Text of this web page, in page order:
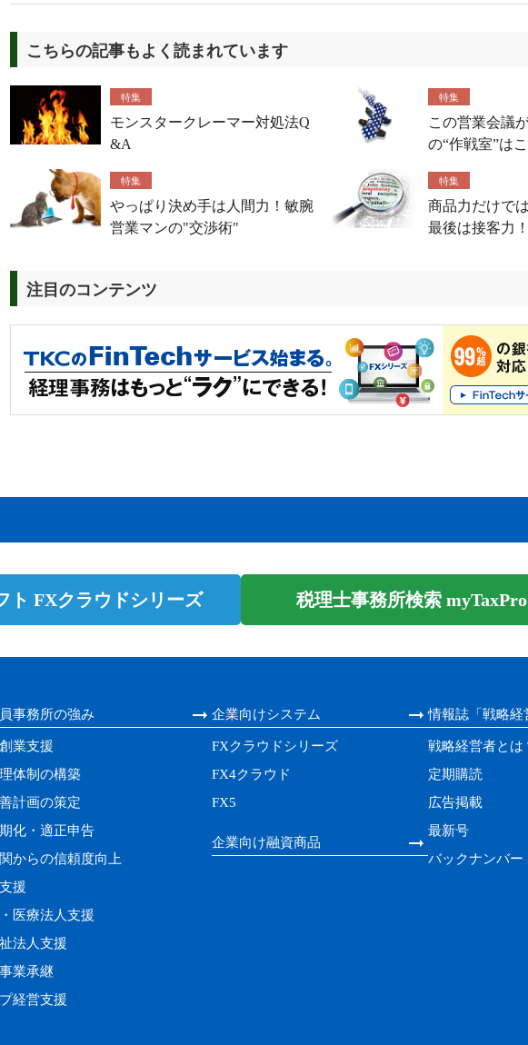
こちらの記事もよく読まれています
特集
モンスタークレーマー対処法Q
&A
特集
この営業会議
の“作戦室”は
特集
やっぱり決め手は人間力！敏腕
営業マンの"交渉術"
特集
商品力だけで
最後は接客力！
注目のコンテンツ
ト FXクラウドシリーズ 税理士事務所検索 myTaxPro
事務所の強み
業支援
体制の構築
計画の策定
化・適正申告
からの信頼度向上
援
医療法人支援
法人支援
業承継
経営支援
企業向けシステム
FXクラウドシリーズ
FX4クラウド
FX5
企業向け融資商品
情報誌「戦略経
戦略経営者とは
定期購読
広告掲載
最新号
バックナンバー